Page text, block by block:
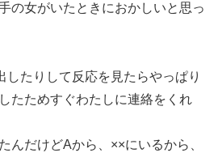
の女がいたときにおかしいと思っ
したりして反応を見たらやっぱり
たためすぐわたしに連絡をくれ
んだけどAから、××にいるから、